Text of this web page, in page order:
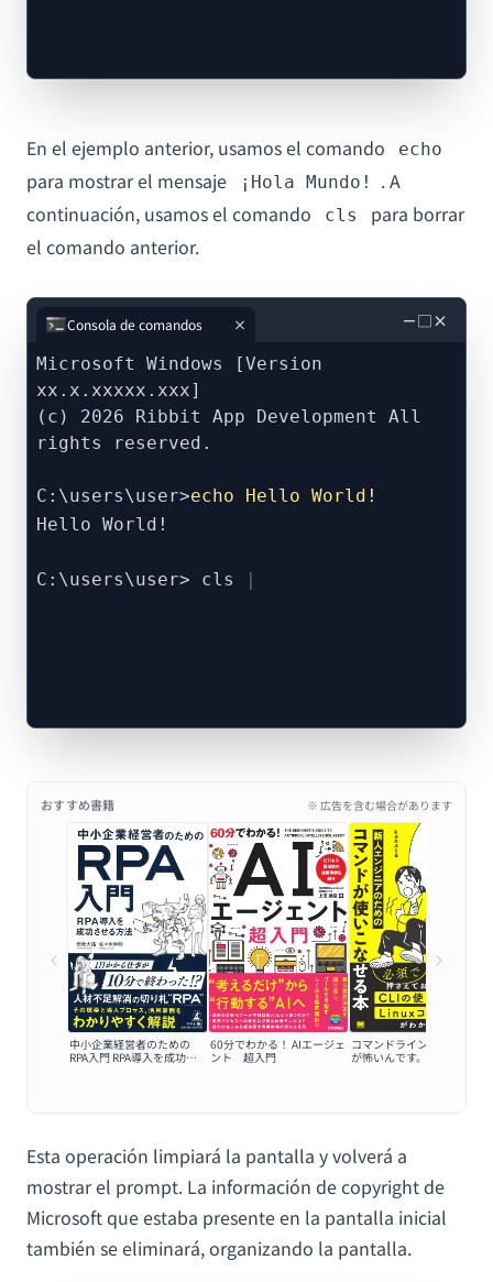
En el ejemplo anterior, usamos el comando echo
para mostrar el mensaje ¡Hola Mundo!
. A
continuación, usamos el comando
cls
para borrar
el comando anterior.
－□×
Consola de comandos
Microsoft Windows [Version
xx.x.xxxxx.xxx]
(c) 2026 Ribbit App Development All
rights reserved.
C:\users\user>echo Hello World!
Hello World!
C:\users\user> cls
おすすめ書籍 ※ 広告を含む場合があります
中小企業経営者のための
RPA入門 RPA導入を成功さ
60分でわかる！ AIエージェ
ント 超入門
コマンドラインの黒い画面
が怖いんです。
Esta operación limpiará la pantalla y volverá a
mostrar el prompt. La información de copyright de
Microsoft que estaba presente en la pantalla inicial
también se eliminará, organizando la pantalla.